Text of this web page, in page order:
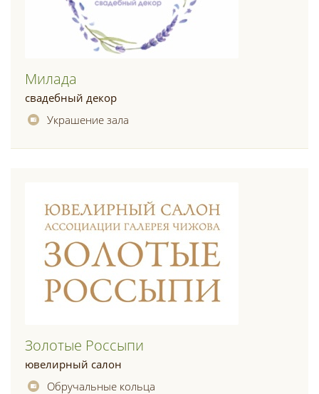
Милада
свадебный декор
Украшение зала
Золотые Россыпи
ювелирный салон
Обручальные кольца